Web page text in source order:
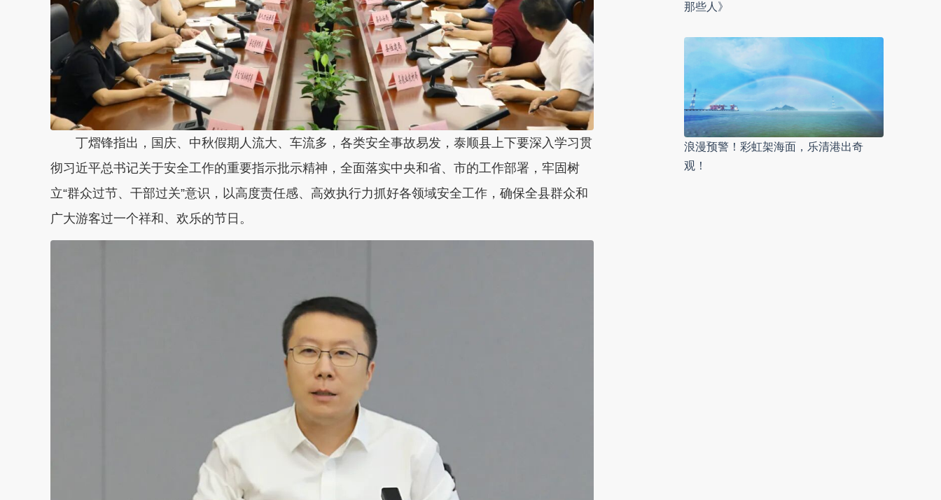
丁熠锋指出，国庆、中秋假期人流大、车流多，各类安全事故易发， 泰顺县上下要深入学习贯
彻习近平总书记关于安全工作的重要指示批示精神，全面落实中央和省、市的工作部署，牢固树
立“群众过节、干部过关”意识，以高度责任感、高效执行力抓好各领域安全工作，确保全县群众和
广大游客过一个祥和、欢乐的节日。
那些人》
浪漫预警！彩虹架海面，乐清港出奇
观！